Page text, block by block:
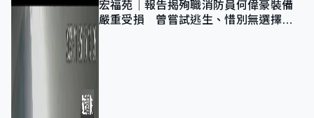
宏福苑｜報告揭殉職消防員何偉豪裝備
嚴重受損 曾嘗試逃生、惜別無選擇下